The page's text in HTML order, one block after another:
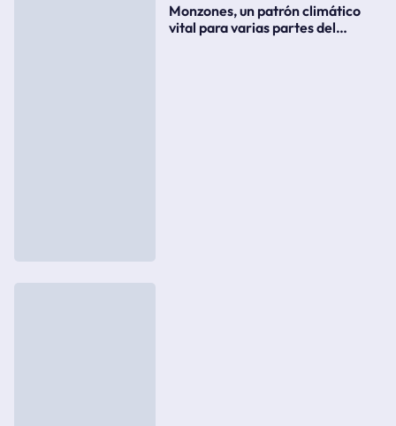
Monzones, un patrón climático
vital para varias partes del